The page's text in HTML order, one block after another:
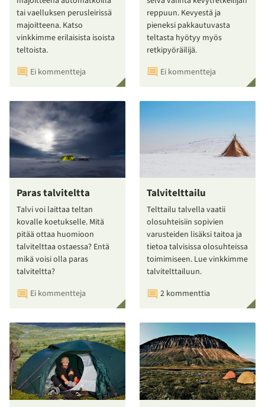
tai vaelluksen perusleirissä
majoitteena. Katso
vinkkimme erilaisista isoista
teltoista.
Ei kommentteja
reppuun. Kevyestä ja
pieneksi pakkautuvasta
teltasta hyötyy myös
retkipyöräilijä.
Ei kommentteja
Paras talviteltta
Talvi voi laittaa teltan
kovalle koetukselle. Mitä
pitää ottaa huomioon
talvitelttaa ostaessa? Entä
mikä voisi olla paras
talviteltta?
Ei kommentteja
Talvitelttailu
Telttailu talvella vaatii
olosuhteisiin sopivien
varusteiden lisäksi taitoa ja
tietoa talvisissa olosuhteissa
toimimiseen. Lue vinkkimme
talvitelttailuun.
2 kommenttia